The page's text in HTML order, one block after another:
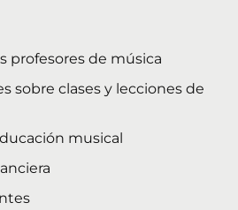
profesores de música
sobre clases y lecciones de
musical